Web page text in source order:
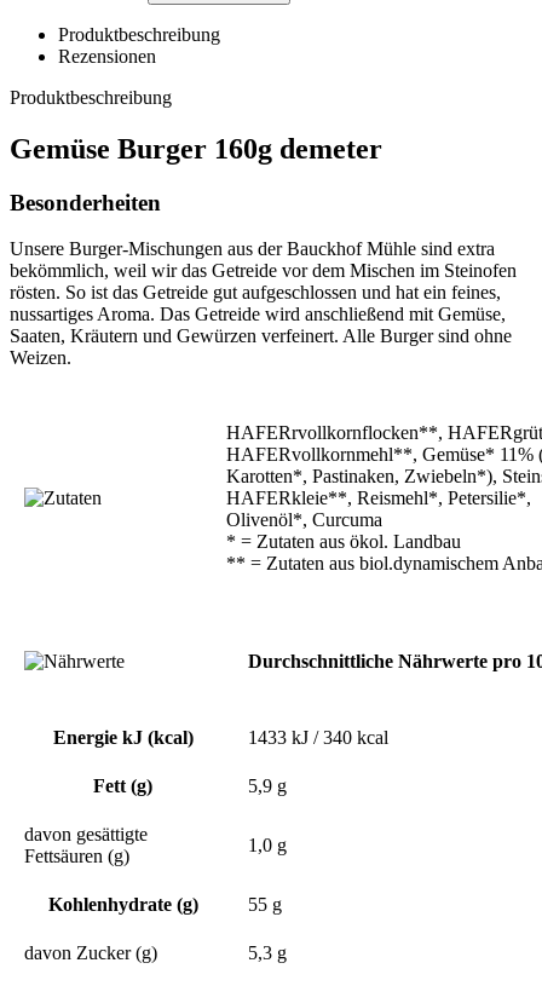
Produktbeschreibung
Rezensionen
Produktbeschreibung
Gemüse Burger 160g demeter
Besonderheiten
Unsere Burger-Mischungen aus der Bauckhof Mühle sind extra
bekömmlich, weil wir das Getreide vor dem Mischen im Steinofen
rösten. So ist das Getreide gut aufgeschlossen und hat ein feines,
nussartiges Aroma. Das Getreide wird anschließend mit Gemüse,
Saaten, Kräutern und Gewürzen verfeinert. Alle Burger sind ohne
Weizen.
HAFERrvollkornflocken**,
HAFERvollkornmehl**, Gemüse* 11%
Karotten*, Pastinaken, Zwiebeln*),
HAFERkleie**, Reismehl*, Petersilie*,
Olivenöl*, Curcuma
* = Zutaten aus ökol. Landbau
** = Zutaten aus biol.dynamischem
Durchschnittliche Nährwerte pro
Energie kJ (kcal) 1433 kJ / 340 kcal
Fett (g) 5,9 g
davon gesättigte
Fettsäuren (g)
1,0 g
Kohlenhydrate (g) 55 g
davon Zucker (g) 5,3 g